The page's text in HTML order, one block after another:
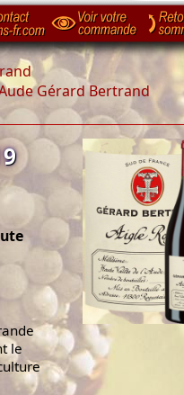
Gérard Bertrand
le